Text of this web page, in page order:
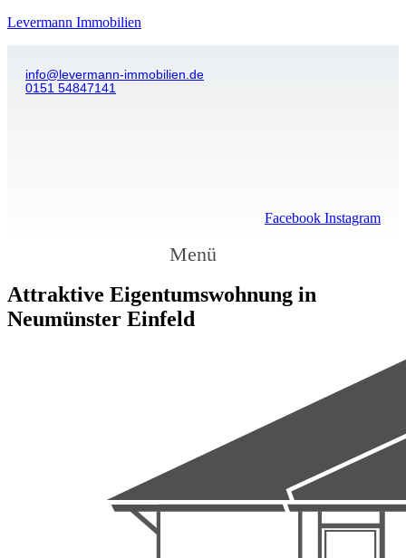
Levermann Immobilien
info@levermann-immobilien.de
0151 54847141
Facebook Instagram
Menü
Attraktive Eigentumswohnung in
Neumünster Einfeld